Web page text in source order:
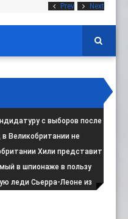
Prev Next
с выборов после
Великобритании не
:
Хили представит
в шпионаже в пользу
леди Сьерра-Леоне из